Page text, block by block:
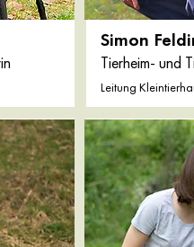
Simon
Tierheim- und
Leitung